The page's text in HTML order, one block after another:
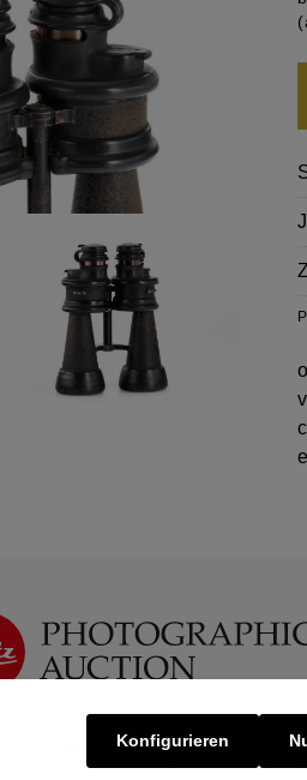
Verkaufen | Einbringen
Konfigurieren